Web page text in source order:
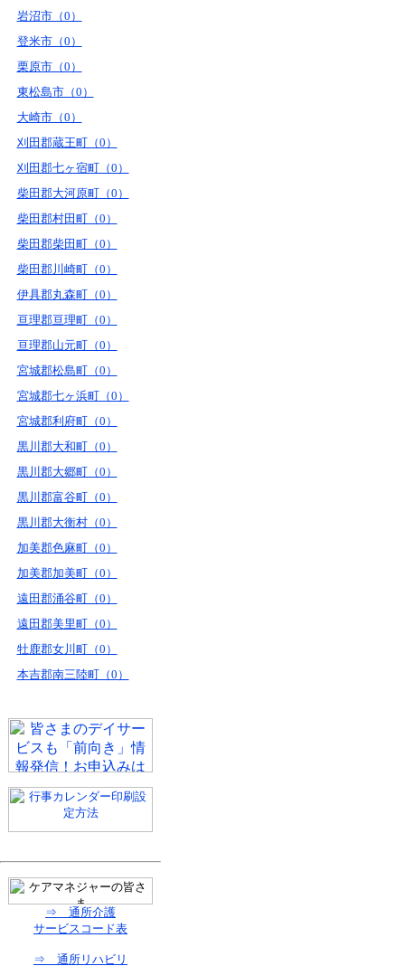
岩沼市（0）
登米市（0）
栗原市（0）
東松島市（0）
大崎市（0）
刈田郡蔵王町（0）
刈田郡七ヶ宿町（0）
柴田郡大河原町（0）
柴田郡村田町（0）
柴田郡柴田町（0）
柴田郡川崎町（0）
伊具郡丸森町（0）
亘理郡亘理町（0）
亘理郡山元町（0）
宮城郡松島町（0）
宮城郡七ヶ浜町（0）
宮城郡利府町（0）
黒川郡大和町（0）
黒川郡大郷町（0）
黒川郡富谷町（0）
黒川郡大衡村（0）
加美郡色麻町（0）
加美郡加美町（0）
遠田郡涌谷町（0）
遠田郡美里町（0）
牡鹿郡女川町（0）
本吉郡南三陸町（0）
⇒ 通所介護
サービスコード表
⇒ 通所リハビリ